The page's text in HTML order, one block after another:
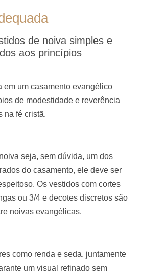
de noiva simples e
aos princípios
em um casamento evangélico
de modestidade e reverência
na fé cristã.
seja, sem dúvida, um dos
do casamento, ele deve ser
Os vestidos com cortes
ou 3/4 e decotes discretos são
noivas evangélicas.
como renda e seda, juntamente
um visual refinado sem